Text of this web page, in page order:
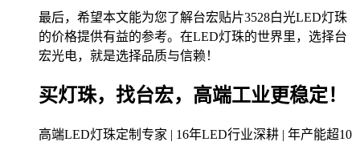
最后，希望本文能为您了解台宏贴片3528白光LED灯珠
的价格提供有益的参考。在LED灯珠的世界里，选择台
宏光电，就是选择品质与信赖！
买灯珠，找台宏，高端工业更稳定！
高端LED灯珠定制专家 | 16年LED行业深耕 | 年产能超10